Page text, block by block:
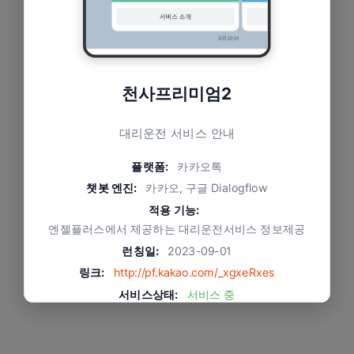
천사프리미엄2
대리운전 서비스 안내
플랫폼: 카카오톡
챗봇 엔진: 카카오, 구글 Dialogflow
적용 기능:
엔젤플러스에서 제공하는 대리운전서비스 정보제공
런칭일:
2023-09-01
링크:
http://pf.kakao.com/_xgxeRxes
서비스상태:
서비스 중